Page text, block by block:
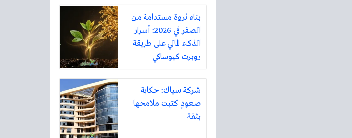
بناء ثروة مستدامة من
الصفر في 2026: أسرار
الذكاء المالي على طريقة
روبرت كيوساكي
شركة سياك: حكاية
صعودٍ كتبت ملامحها
بثقة